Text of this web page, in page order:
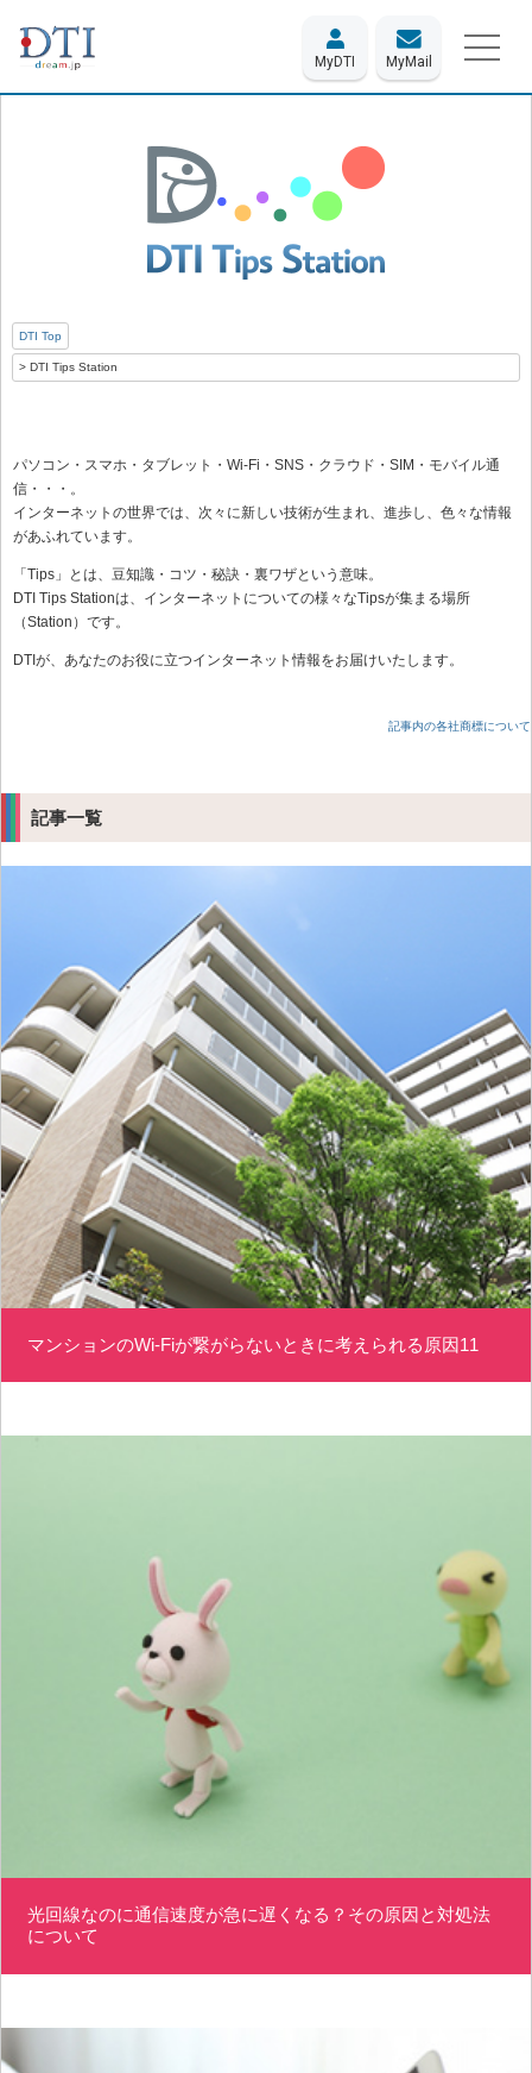
MyDTI MyMail
DTI Top
DTI Tips Station
パソコン・スマホ・タブレット・Wi-Fi・SNS・クラウド・SIM・モバイル通
信・・・。
インターネットの世界では、次々に新しい技術が生まれ、進歩し、色々な情報
があふれています。
「Tips」とは、豆知識・コツ・秘訣・裏ワザという意味。
DTI Tips Stationは、インターネットについての様々なTipsが集まる場所
（Station）です。
DTIが、あなたのお役に立つインターネット情報をお届けいたします。
記事内の各社商標について
記事一覧
マンションのWi-Fiが繋がらないときに考えられる原因11
光回線なのに通信速度が急に遅くなる？その原因と対処法
について